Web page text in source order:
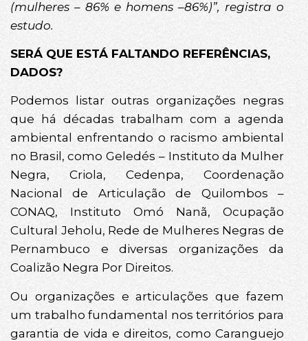
(mulheres – 86% e homens –86%)”, registra o
estudo.
SERÁ QUE ESTÁ FALTANDO REFERÊNCIAS,
DADOS?
Podemos listar outras organizações negras
que há décadas trabalham com a agenda
ambiental enfrentando o racismo ambiental
no Brasil, como Geledés – Instituto da Mulher
Negra, Criola, Cedenpa, Coordenação
Nacional de Articulação de Quilombos –
CONAQ, Instituto Omó Nanã, Ocupação
Cultural Jeholu, Rede de Mulheres Negras de
Pernambuco e diversas organizações da
Coalizão Negra Por Direitos.
Ou organizações e articulações que fazem
um trabalho fundamental nos territórios para
garantia de vida e direitos, como Caranguejo